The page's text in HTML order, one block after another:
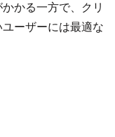
かる一方で、クリ
ーザーには最適な